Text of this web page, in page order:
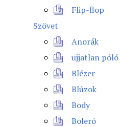
Flip-flop
Szövet
Anorák
ujjatlan póló
Blézer
Blúzok
Body
Boleró